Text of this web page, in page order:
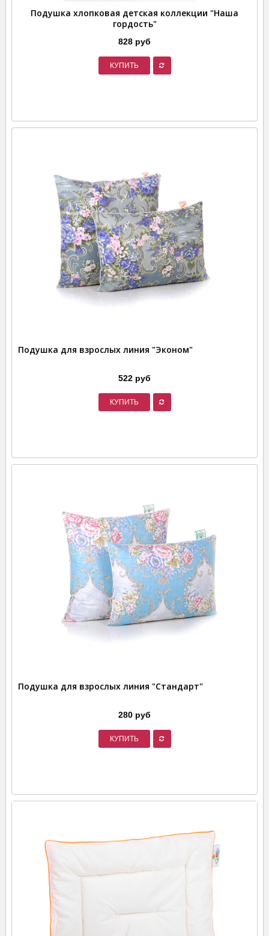
Подушка хлопковая детская коллекции "Наша
гордость"
828 руб
КУПИТЬ
Подушка для взрослых линия "Эконом"
522 руб
КУПИТЬ
Подушка для взрослых линия "Стандарт"
280 руб
КУПИТЬ